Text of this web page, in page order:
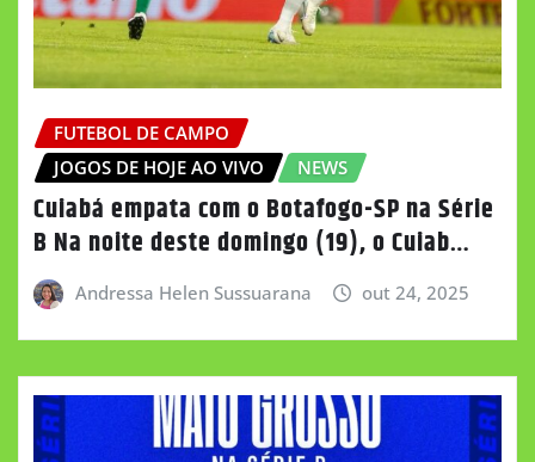
FUTEBOL DE CAMPO
JOGOS DE HOJE AO VIVO
NEWS
Cuiabá empata com o Botafogo-SP na Série
B Na noite deste domingo (19), o Cuiab…
Andressa Helen Sussuarana out 24, 2025